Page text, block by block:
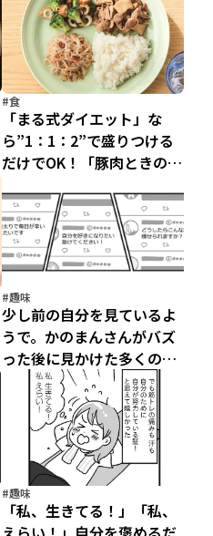
#食
「まる式ダイエット」な
ら”1：1：2”で盛りつける
だけでOK！「豚肉ときのこ
#趣味
少し前の自分を見ているよ
うで。かのまんさんがバズ
った後に見かけた多くの
「助けて」の言葉／自分を
褒めまくることがダイエッ
トへの近道でした（13）
#趣味
「私、生きてる！」「私、